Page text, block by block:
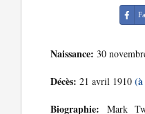
Naissance: 30
Décès: 21 avril 1910
Biographie: Mark